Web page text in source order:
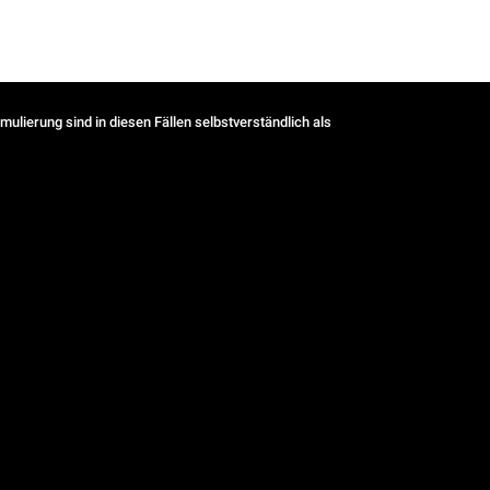
sind in diesen Fällen selbstverständlich als